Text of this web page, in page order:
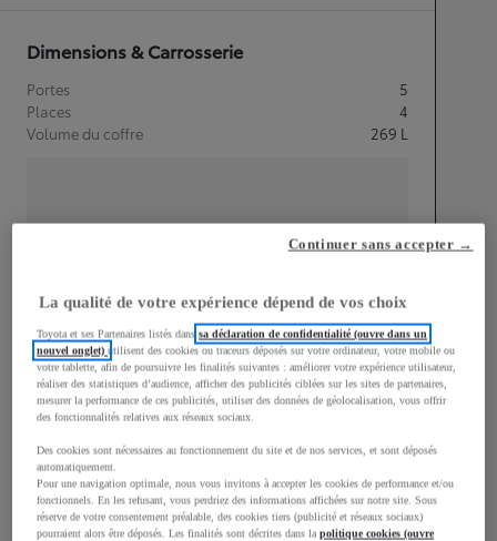
Dimensions & Carrosserie
Portes
5
Places
4
Volume du coffre
269 L
Longueur
3 700mm
Hauteur
1 510
Largeur
1 740mm
La qualité de votre expérience dépend de vos choix
Toyota et ses Partenaires listés danssa déclaration de confidentialité (ouvre dans un
nouvel onglet)utilisent des cookies ou traceurs déposés sur votre ordinateur, votre mobile ou
votre tablette, afin de poursuivre les finalités suivantes : améliorer votre expérience utilisateur,
réaliser des statistiques d’audience, afficher des publicités ciblées sur les sites de partenaires,
mesurer la performance de ces publicités, utiliser des données de géolocalisation, vous offrir
des fonctionnalités relatives aux réseaux sociaux.
Des cookies sont nécessaires au fonctionnement du site et de nos services, et sont déposés
automatiquement.
Pour une navigation optimale, nous vous invitons à accepter les cookies de performance et/ou
fonctionnels. En les refusant, vous perdriez des informations affichées sur notre site. Sous
réserve de votre consentement préalable, des cookies tiers (publicité et réseaux sociaux)
pourraient alors être déposés. Les finalités sont décrites dans lapolitique cookies (ouvre
Continuer sans accepter →